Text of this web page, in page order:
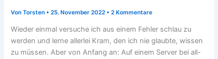
VonTorsten •25. November 2022 •2 Kommentare
Wieder einmal versuche ich aus einem Fehler schlau zu
werden und lerne allerlei Kram, den ich nie glaubte, wissen
zu müssen. Aber von Anfang an: Auf einem Server bei all-